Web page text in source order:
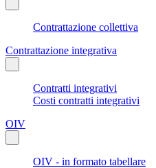
Contrattazione collettiva
Contrattazione integrativa
Contratti integrativi
Costi contratti integrativi
OIV
OIV - in formato tabellare